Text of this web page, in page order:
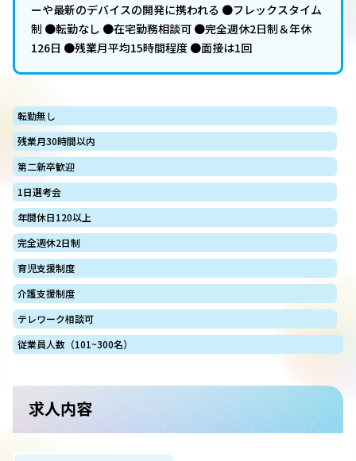
ーや最新のデバイスの開発に携われる ●フレックスタイム
制 ●転勤なし ●在宅勤務相談可 ●完全週休2日制＆年休
126日 ●残業月平均15時間程度 ●面接は1回
転勤無し
残業月30時間以内
第二新卒歓迎
1日選考会
年間休日120以上
完全週休2日制
育児支援制度
介護支援制度
テレワーク相談可
従業員人数（101~300名）
求人内容